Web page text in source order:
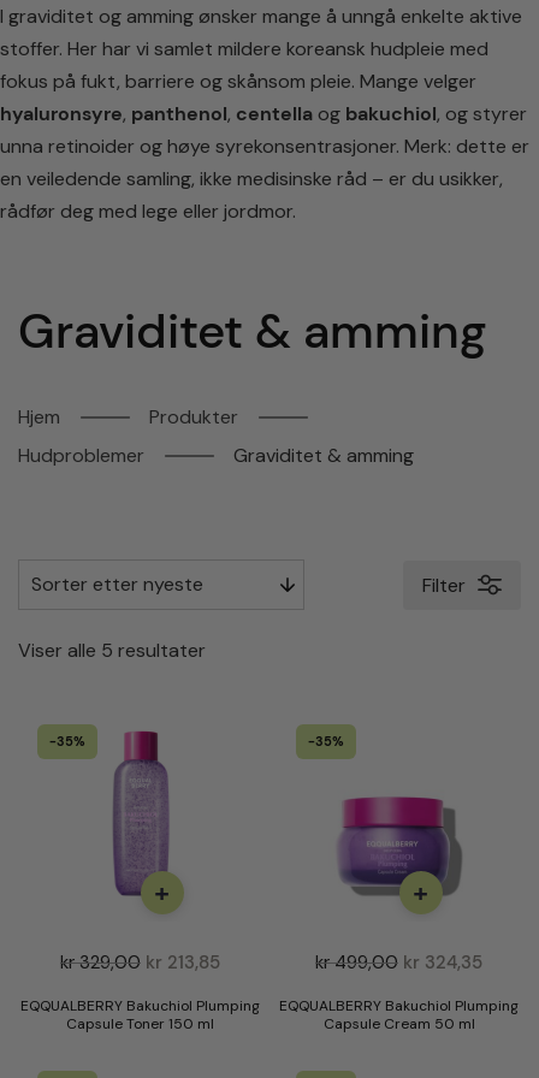
499 kr Trendsettere innen K-beauty i Norge 4,9 av 5 – tusenvis
Hopp
til
Søk
etter:
0
Graviditet & amming
Hjem
Produkter
Hudproblemer
Graviditet & amming
I graviditet og amming ønsker mange å unngå enkelte aktive
stoffer. Her har vi samlet mildere koreansk hudpleie med
fokus på fukt, barriere og skånsom pleie. Mange velger
hyaluronsyre, panthenol, centella og bakuchiol, og styrer
unna retinoider og høye syrekonsentrasjoner. Merk: dette er
en veiledende samling, ikke medisinske råd – er du usikker,
rådfør deg med lege eller jordmor.
Filter
Viser alle 5 resultater
e
r
-35%
+
EQQUALBERRY Bakuchiol Plumping
Capsule Toner 150 ml
kr329,00 kr 213,85
-35%
+
EQQUALBERRY Bakuchiol Plumping
Capsule Cream 50 ml
kr499,00 kr 324,35